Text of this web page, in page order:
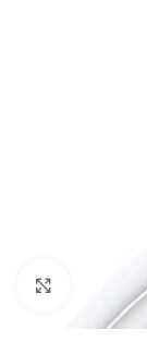
Click to